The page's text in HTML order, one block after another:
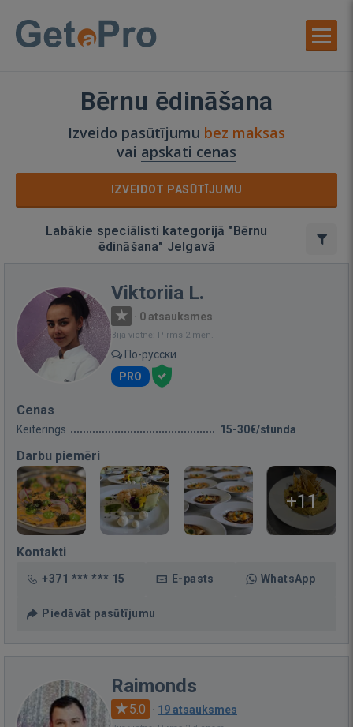
Bērnu ēdināšana
Izveido pasūtījumu bez maksas
vai apskati cenas
IZVEIDOT PASŪTĪJUMU
Labākie speciālisti kategorijā "Bērnu
ēdināšana" Jelgavā
Viktoriia L.
· 0 atsauksmes
Bija vietnē: Pirms 2 mēn.
По-русски
PRO
Cenas
Keiterings 15-30€/stunda
Darbu piemēri
+11
Kontakti
+371 *** *** 15 E-pasts WhatsApp
Piedāvāt pasūtījumu
Raimonds
5.0 · 19 atsauksmes